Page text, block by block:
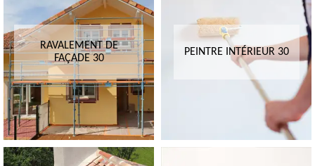
RAVALEMENT DE
FAÇADE 30
PEINTRE INTÉRIEUR 30